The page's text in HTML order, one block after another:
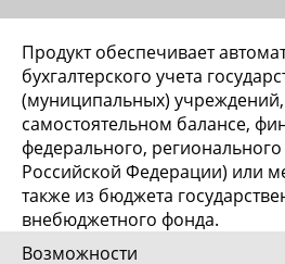
Продукт обеспечивает
бухгалтерского учета
(муниципальных)
самостоятельном балансе,
федерального, регионального
Российской Федерации) или
также из бюджета
внебюджетного фонда.
Возможности